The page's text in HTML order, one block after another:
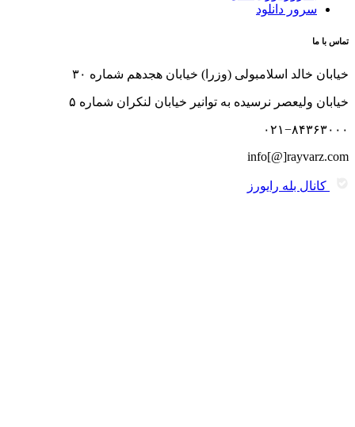
سرور دانلود
تماس با ما
خیابان خالد اسلامبولی (وزرا) خیابان هجدهم شماره ۳۰
خیابان ولیعصر نرسیده به توانیر خیابان لنکران شماره ۵
۰۲۱−۸۴۳۶۳۰۰۰
info[@]rayvarz.com
کانال بله رایورز